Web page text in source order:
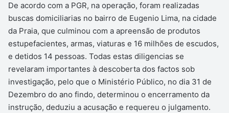
De acordo com a PGR, na operação, foram realizadas
buscas domiciliarias no bairro de Eugenio Lima, na cidade
da Praia, que culminou com a apreensão de produtos
estupefacientes, armas, viaturas e 16 milhões de escudos,
e detidos 14 pessoas. Todas estas diligencias se
revelaram importantes à descoberta dos factos sob
investigação, pelo que o Ministério Público, no dia 31 de
Dezembro do ano findo, determinou o encerramento da
instrução, deduziu a acusação e requereu o julgamento.